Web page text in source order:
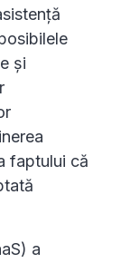
și
faptului că
a